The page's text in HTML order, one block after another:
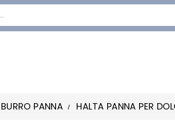
PANNA HALTA PANNA PER